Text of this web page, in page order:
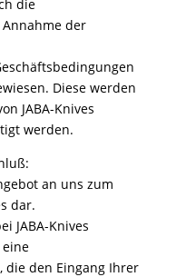
die
der
Diese werden
JABA-Knives
werden.
an uns zum
dar.
JABA-Knives
die den Eingang Ihrer